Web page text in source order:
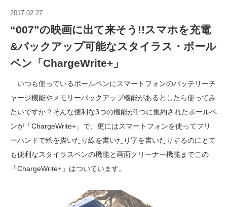
2017.02.27
“007”の映画に出て来そう!!スマホを充電
&バックアップ可能なスタイラス・ボール
ペン「ChargeWrite+」
いつも使っているボールペンにスマートフォンのバッテリーチ
ャージ機能やメモリーバックアップ機能があるとしたら使ってみ
たいですか？そんな便利な3つの機能が1つに集約されたボールペ
ンが「ChargeWrite+」で、更にはスマートフォンを使ってフリ
ーハンドで絵を描いたり線を書いたり字を書いたりするのにとて
も便利なスタイラスペンの機能と画面クリーナー機能までこの
「ChargeWrite+」はついています。